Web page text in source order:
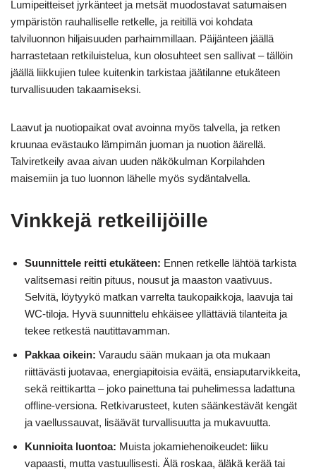
Lumipeitteiset jyrkänteet ja metsät muodostavat satumaisen
ympäristön rauhalliselle retkelle, ja reitillä voi kohdata
talviluonnon hiljaisuuden parhaimmillaan. Päijänteen jäällä
harrastetaan retkiluistelua, kun olosuhteet sen sallivat – tällöin
jäällä liikkujien tulee kuitenkin tarkistaa jäätilanne etukäteen
turvallisuuden takaamiseksi.
Laavut ja nuotiopaikat ovat avoinna myös talvella, ja retken
kruunaa evästauko lämpimän juoman ja nuotion äärellä.
Talviretkeily avaa aivan uuden näkökulman Korpilahden
maisemiin ja tuo luonnon lähelle myös sydäntalvella.
Vinkkejä retkeilijöille
Suunnittele reitti etukäteen: Ennen retkelle lähtöä tarkista
valitsemasi reitin pituus, nousut ja maaston vaativuus.
Selvitä, löytyykö matkan varrelta taukopaikkoja, laavuja tai
WC-tiloja. Hyvä suunnittelu ehkäisee yllättäviä tilanteita ja
tekee retkestä nautittavamman.
Pakkaa oikein: Varaudu sään mukaan ja ota mukaan
riittävästi juotavaa, energiapitoisia eväitä, ensiaputarvikkeita,
sekä reittikartta – joko painettuna tai puhelimessa ladattuna
offline-versiona. Retkivarusteet, kuten säänkestävät kengät
ja vaellussauvat, lisäävät turvallisuutta ja mukavuutta.
Kunnioita luontoa: Muista jokamiehenoikeudet: liiku
vapaasti, mutta vastuullisesti. Älä roskaa, äläkä kerää tai